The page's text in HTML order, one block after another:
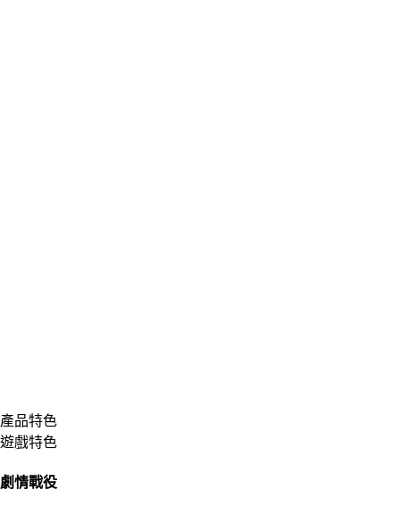
產品特色
遊戲特色
劇情戰役